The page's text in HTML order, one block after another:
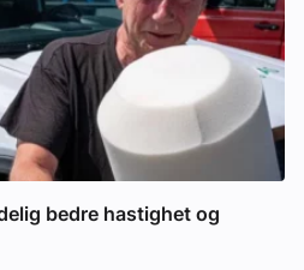
bedre hastighet og